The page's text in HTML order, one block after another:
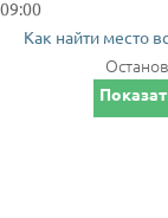
09:00
Как найти место